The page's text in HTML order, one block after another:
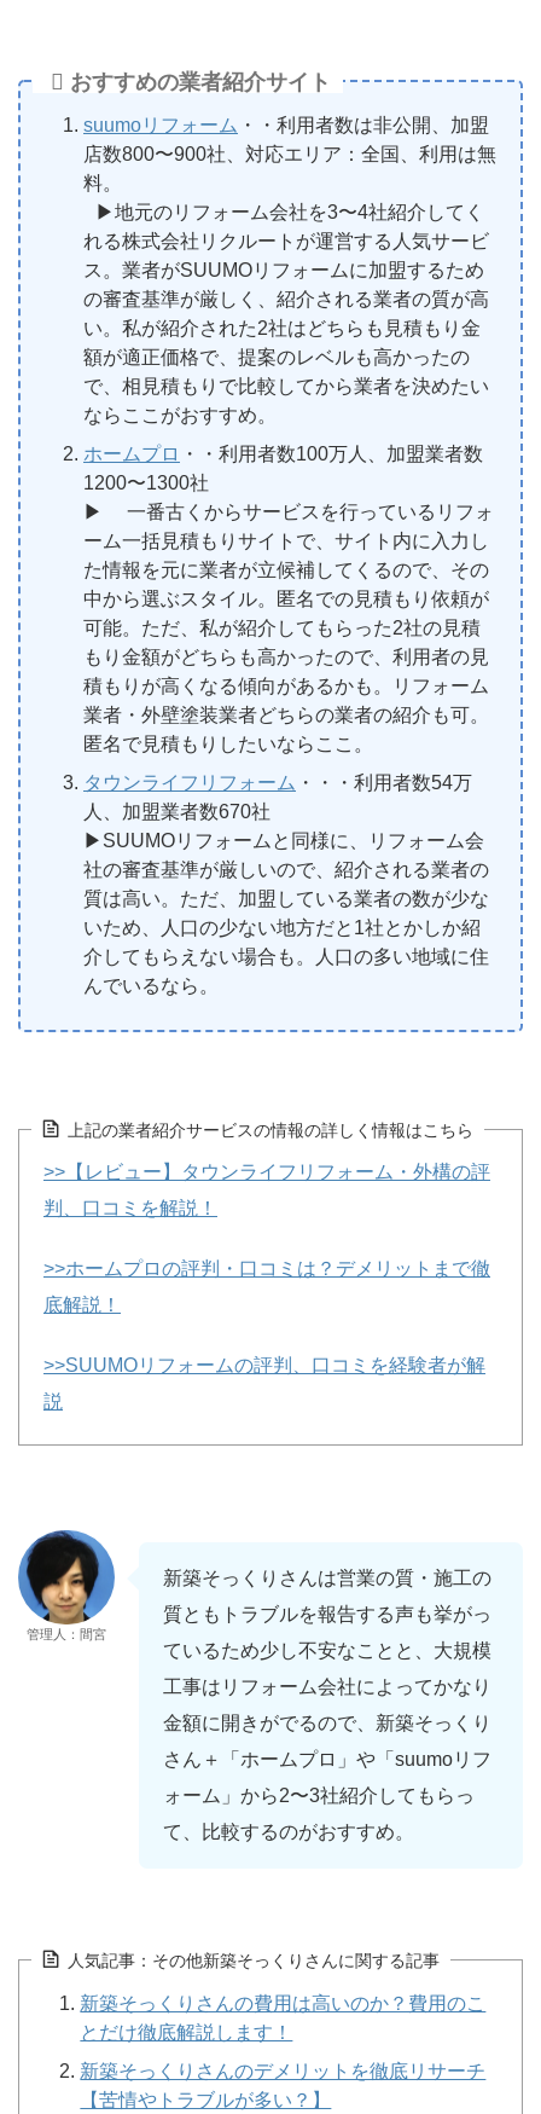
おすすめの業者紹介サイト
suumoリフォーム ・・利用者数は非公開、加盟
店数800〜900社、対応エリア：全国、利用は無
料。
▶︎地元のリフォーム会社を3〜4社紹介してく
れる株式会社リクルートが運営する人気サービ
ス。業者がSUUMOリフォームに加盟するため
の審査基準が厳しく、紹介される業者の質が高
い。私が紹介された2社はどちらも見積もり金
額が適正価格で、提案のレベルも高かったの
で、相見積もりで比較してから業者を決めたい
ならここがおすすめ。
ホームプロ ・・利用者数100万人、加盟業者数
1200〜1300社
▶︎ 一番古くからサービスを行っているリフォ
ーム一括見積もりサイトで、サイト内に入力し
た情報を元に業者が立候補してくるので、その
中から選ぶスタイル。匿名での見積もり依頼が
可能。ただ、私が紹介してもらった2社の見積
もり金額がどちらも高かったので、利用者の見
積もりが高くなる傾向があるかも。リフォーム
業者・外壁塗装業者どちらの業者の紹介も可。
匿名で見積もりしたいならここ。
タウンライフリフォーム ・・・利用者数54万
人、加盟業者数670社
▶︎SUUMOリフォームと同様に、リフォーム会
社の審査基準が厳しいので、紹介される業者の
質は高い。ただ、加盟している業者の数が少な
いため、人口の少ない地方だと1社とかしか紹
介してもらえない場合も。人口の多い地域に住
んでいるなら。
上記の業者紹介サービスの情報の詳しく情報はこちら
>>【レビュー】タウンライフリフォーム・外構の評
判、口コミを解説！
>>ホームプロの評判・口コミは？デメリットまで徹
底解説！
>>SUUMOリフォームの評判、口コミを経験者が解
説
管理人：間宮
新築そっくりさんは営業の質・施工の
質ともトラブルを報告する声も挙がっ
ているため少し不安なことと、大規模
工事はリフォーム会社によってかなり
金額に開きがでるので、新築そっくり
さん＋「ホームプロ」や「suumoリフ
ォーム」から2〜3社紹介してもらっ
て、比較するのがおすすめ。
人気記事：その他新築そっくりさんに関する記事
新築そっくりさんの費用は高いのか？費用のこ
とだけ徹底解説します！
新築そっくりさんのデメリットを徹底リサーチ
【苦情やトラブルが多い？】